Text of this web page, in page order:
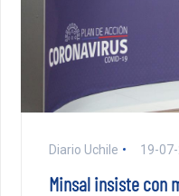
Diario Uchile 19-
Minsal insiste con